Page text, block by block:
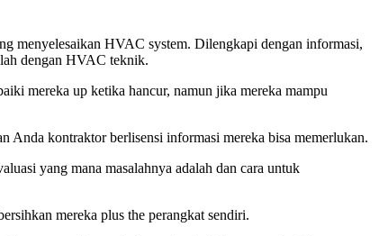
menyelesaikan HVAC system. Dilengkapi dengan informasi,
dengan HVAC teknik.
mereka up ketika hancur, namun jika mereka mampu
kontraktor berlisensi informasi mereka bisa memerlukan.
yang mana masalahnya adalah dan cara untuk
mereka plus the perangkat sendiri.